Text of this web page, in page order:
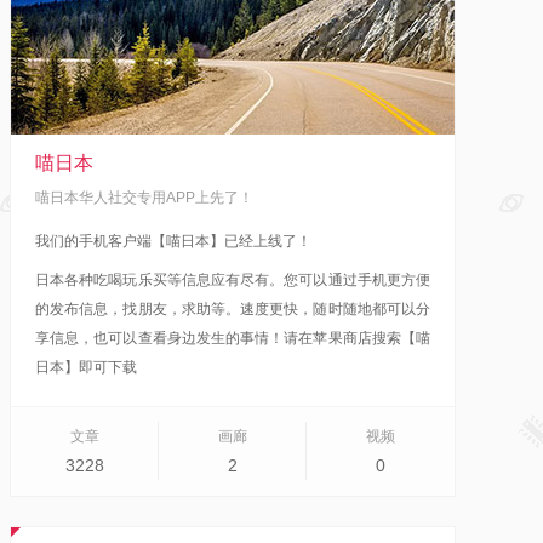
喵日本
喵日本华人社交专用APP上先了！
我们的手机客户端【喵日本】已经上线了！
日本各种吃喝玩乐买等信息应有尽有。您可以通过手机更方便
的发布信息，找朋友，求助等。速度更快，随时随地都可以分
享信息，也可以查看身边发生的事情！请在苹果商店搜索【喵
日本】即可下载
文章
3228
画廊
2
视频
0